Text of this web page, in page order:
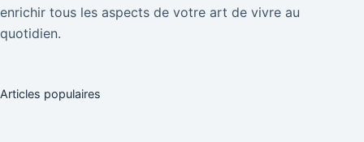
enrichir tous les aspects de votre art de vivre au
quotidien.
Articles populaires